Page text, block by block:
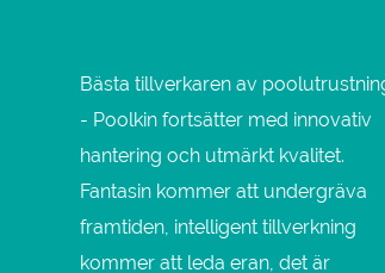
Bästa tillverkaren av
- Poolkin fortsätter med innovativ
hantering och utmärkt kvalitet.
Fantasin kommer att undergräva
framtiden, intelligent tillverkning
kommer att leda eran, det är